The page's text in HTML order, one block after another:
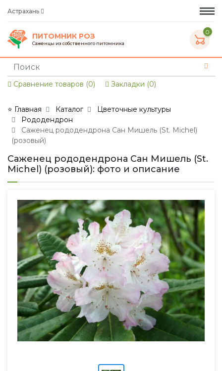
Астрахань
ПИТОМНИК РОЗ
Саженцы из собственного питомника
0
Сравнение товаров (0) Закладки (0)
⭐ Главная Каталог
Цветочные культуры
Рододендрон
Саженец рододендрона Сан Мишель (St. Michel)
(розовый)
Саженец рододендрона Сан Мишель (St.
Michel) (розовый): фото и описание